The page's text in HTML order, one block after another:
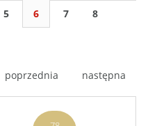
5 6 7 8
poprzednia następna